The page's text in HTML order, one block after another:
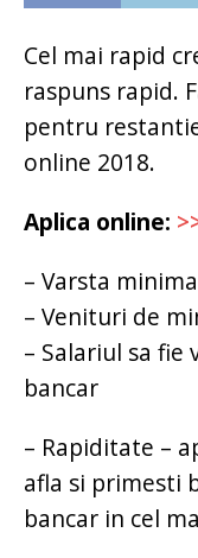
Cel mai rapid
raspuns rapid.
pentru
online 2018.
Aplica online:
– Varsta
– Venituri de
– Salariul sa
bancar
– Rapiditate –
afla si primesti
bancar in cel